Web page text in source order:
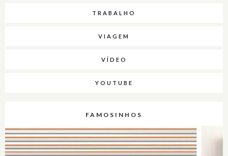
TRABALHO
VIAGEM
VÍDEO
YOUTUBE
FAMOSINHOS